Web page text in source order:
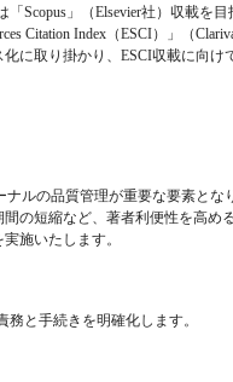
Scopus」（Elsevier社）収載を
Citation Index（ESCI）」（
に取り掛かり、ESCI収載に向け
ルの品質管理が重要な要素とな
の短縮など、著者利便性を高め
施いたします。
と手続きを明確化します。